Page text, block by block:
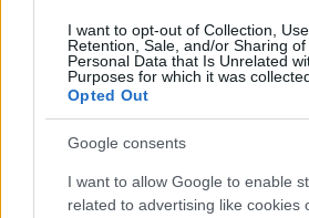
I want to opt-out of Collection, Use,
Retention, Sale, and/or Sharing of
Personal Data that Is Unrelated
Purposes for which it was
Opted Out
Google consents
I want to allow Google to enable
related to advertising like cookies
CRIPTOMONEDAS